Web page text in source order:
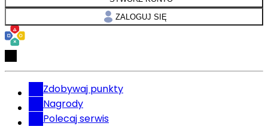
ZALOGUJ SIĘ
Zdobywaj punkty
Nagrody
Polecaj serwis